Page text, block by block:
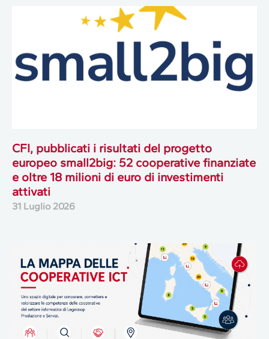
CFI, pubblicati i risultati del progetto
europeo small2big: 52 cooperative finanziate
e oltre 18 milioni di euro di investimenti
attivati
31 Luglio 2026